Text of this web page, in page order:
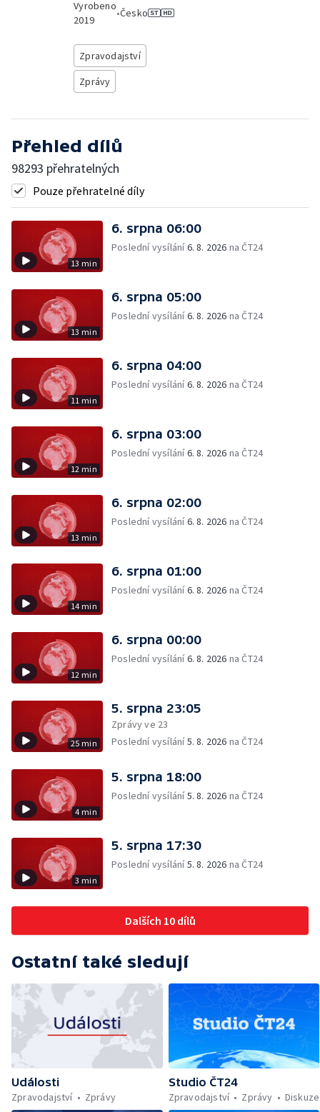
Vyrobeno
2019
•Česko
Zpravodajství
Zprávy
Přehled dílů
98293 přehratelných
Pouze přehratelné díly
13 min
6. srpna 06:00
Poslední vysílání6. 8. 2026 na ČT24
13 min
6. srpna 05:00
Poslední vysílání6. 8. 2026 na ČT24
11 min
6. srpna 04:00
Poslední vysílání6. 8. 2026 na ČT24
12 min
6. srpna 03:00
Poslední vysílání6. 8. 2026 na ČT24
13 min
6. srpna 02:00
Poslední vysílání6. 8. 2026 na ČT24
14 min
6. srpna 01:00
Poslední vysílání6. 8. 2026 na ČT24
12 min
6. srpna 00:00
Poslední vysílání6. 8. 2026 na ČT24
25 min
5. srpna 23:05
Zprávy ve 23
Poslední vysílání5. 8. 2026 na ČT24
4 min
5. srpna 18:00
Poslední vysílání5. 8. 2026 na ČT24
3 min
5. srpna 17:30
Poslední vysílání5. 8. 2026 na ČT24
Dalších 10 dílů
Ostatní také sledují
Události
Zpravodajství
Zprávy
Studio ČT24
Zpravodajství
Zprávy Diskuze